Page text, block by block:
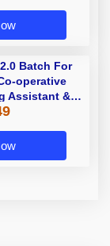
Batch For
operative
Assistant &
Online Live